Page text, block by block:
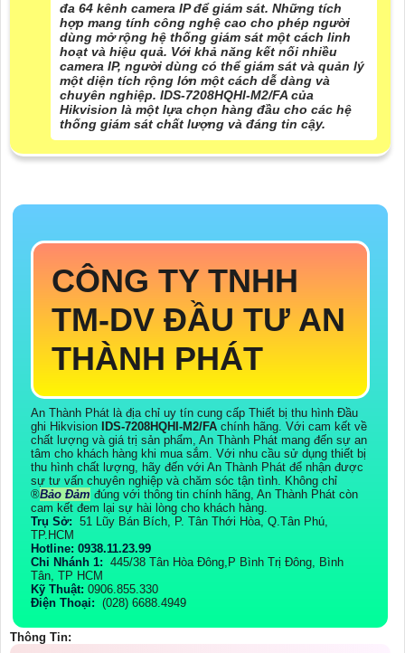
đa 64 kênh camera IP để giám sát. Những tích
hợp mang tính công nghệ cao cho phép người
dùng mở rộng hệ thống giám sát một cách linh
hoạt và hiệu quả. Với khả năng kết nối nhiều
camera IP, người dùng có thể giám sát và quản lý
một diện tích rộng lớn một cách dễ dàng và
chuyên nghiệp. IDS-7208HQHI-M2/FA của
Hikvision là một lựa chọn hàng đầu cho các hệ
thống giám sát chất lượng và đáng tin cậy.
CÔNG TY TNHH
TM-DV ĐẦU TƯ AN
THÀNH PHÁT
An Thành Phát là địa chỉ uy tín cung cấp Thiết bị thu hình Đầu
ghi Hikvision
IDS-7208HQHI-M2/FA chính hãng. Với cam kết về
chất lượng và giá trị sản phẩm, An Thành Phát mang đến sự an
tâm cho khách hàng khi mua sắm. Với nhu cầu sử dụng thiết bị
thu hình chất lượng, hãy đến với An Thành Phát để nhận được
sự tư vấn chuyên nghiệp và chăm sóc tận tình. Không chỉ
®️Bảo Đảm đúng với thông tin chính hãng, An Thành Phát còn
cam kết đem lại sự hài lòng cho khách hàng.
Trụ Sở: 51 Lũy Bán Bích, P. Tân Thới Hòa, Q.Tân Phú,
TP.HCM
Hotline: 0938.11.23.99
Chi Nhánh 1: 445/38 Tân Hòa Đông,P Bình Trị Đông, Bình
Tân, TP HCM
Kỹ Thuật: 0906.855.330
Điện Thoại: (028) 6688.4949
Thông Tin: